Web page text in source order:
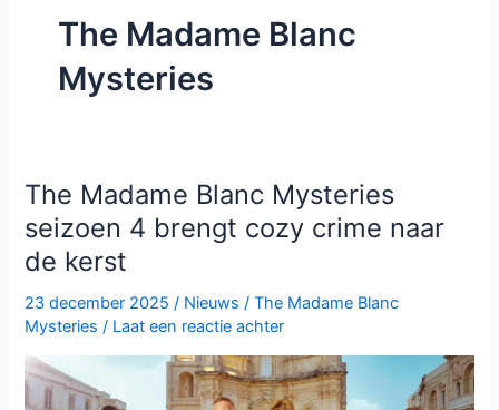
The Madame Blanc
Mysteries
The Madame Blanc Mysteries
seizoen 4 brengt cozy crime naar
de kerst
23 december 2025/ Nieuws /The Madame Blanc
Mysteries / Laat een reactie achter